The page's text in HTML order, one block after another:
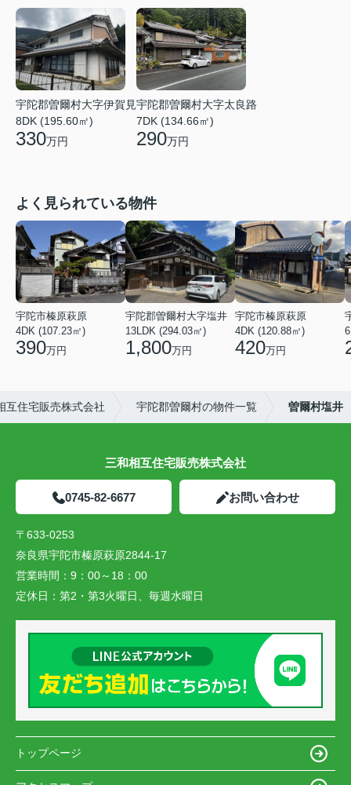
宇陀郡曽爾村大字伊賀見
8DK (195.60㎡)
330万円
宇陀郡曽爾村大字太良路
7DK (134.66㎡)
290万円
よく見られている物件
宇陀市榛原萩原
4DK (107.23㎡)
390万円
宇陀郡曽爾村大字塩井
13LDK (294.03㎡)
1,800万円
宇陀市榛原萩原
4DK (120.88㎡)
420万円
互住宅販売株式会社 宇陀郡曽爾村の物件一覧 曽爾村塩井
三和相互住宅販売株式会社
0745-82-6677 お問い合わせ
〒633-0253
奈良県宇陀市榛原萩原2844-17
営業時間： 9：00～18：00
定休日： 第2・第3火曜日、毎週水曜日
トップページ